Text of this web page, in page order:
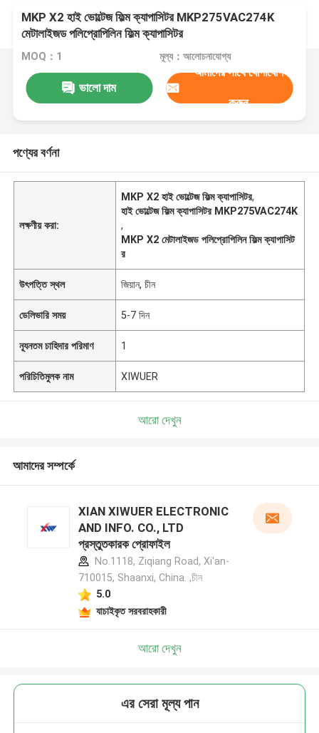
MKP X2 হাই ভোল্টেজ ফিল্ম ক্যাপাসিটর MKP275VAC274K
মেটালাইজড পলিপ্রোপিলিন ফিল্ম ক্যাপাসিটর
MOQ：1 মূল্য：আলোচনাযোগ্য
ভালো দাম
আমাদের সাথে যোগাযোগ
করুন
পণ্যের বর্ণনা
লক্ষণীয় করা:
MKP X2 হাই ভোল্টেজ ফিল্ম ক্যাপাসিটর,
হাই ভোল্টেজ ফিল্ম ক্যাপাসিটর MKP275VAC274K
,
MKP X2 মেটালাইজড পলিপ্রোপিলিন ফিল্ম ক্যাপাসিট
র
উৎপত্তি স্থল জিয়ান, চীন
ডেলিভারি সময় 5-7 দিন
ন্যূনতম চাহিদার পরিমাণ 1
পরিচিতিমুলক নাম XIWUER
আরো দেখুন
আমাদের সম্পর্কে
XIAN XIWUER ELECTRONIC
AND INFO. CO., LTD
প্রস্তুতকারক প্রোফাইল
No.1118, Ziqiang Road, Xi'an-
710015, Shaanxi, China. ,চীন
5.0
যাচাইকৃত সরবরাহকারী
আরো দেখুন
এর সেরা মূল্য পান